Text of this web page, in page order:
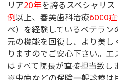
リア20年を誇るスペシャリ
例以上、審美歯科治療6000
べ）を経験しているベテラン
元の機能を回復し、より美し
りますのでご安心下さい。
はすべて院長が直接担当致し